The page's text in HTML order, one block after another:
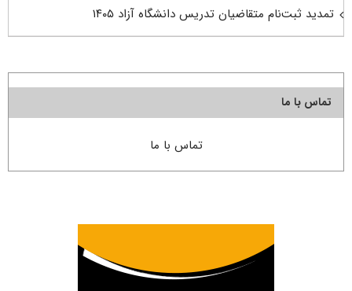
تمدید ثبت‌نام متقاضیان تدریس دانشگاه آزاد ۱۴۰۵
تماس با ما
تماس با ما